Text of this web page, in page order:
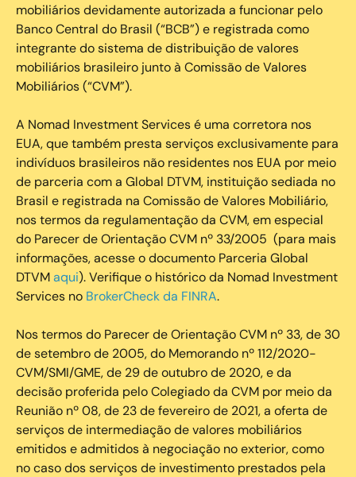
mobiliários devidamente autorizada a funcionar pelo
Banco Central do Brasil (“BCB”) e registrada como
integrante do sistema de distribuição de valores
mobiliários brasileiro junto à Comissão de Valores
Mobiliários (“CVM”).
‍A Nomad Investment Services é uma corretora nos
EUA, que também presta serviços exclusivamente para
indivíduos brasileiros não residentes nos EUA por meio
de parceria com a Global DTVM, instituição sediada no
Brasil e registrada na Comissão de Valores Mobiliário,
nos termos da regulamentação da CVM, em especial
do Parecer de Orientação CVM nº 33/2005 (para mais
informações, acesse o documento Parceria Global
DTVMaqui). Verifique o histórico da Nomad Investment
Services no BrokerCheck da FINRA.
Nos termos do Parecer de Orientação CVM nº 33, de 30
de setembro de 2005, do Memorando nº 112/2020-
CVM/SMI/GME, de 29 de outubro de 2020, e da
decisão proferida pelo Colegiado da CVM por meio da
Reunião nº 08, de 23 de fevereiro de 2021, a oferta de
serviços de intermediação de valores mobiliários
emitidos e admitidos à negociação no exterior, como
no caso dos serviços de investimento prestados pela